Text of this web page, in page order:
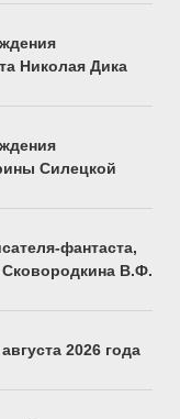
Николая Дика
Силецкой
фантаста,
В.Ф.
2026 года